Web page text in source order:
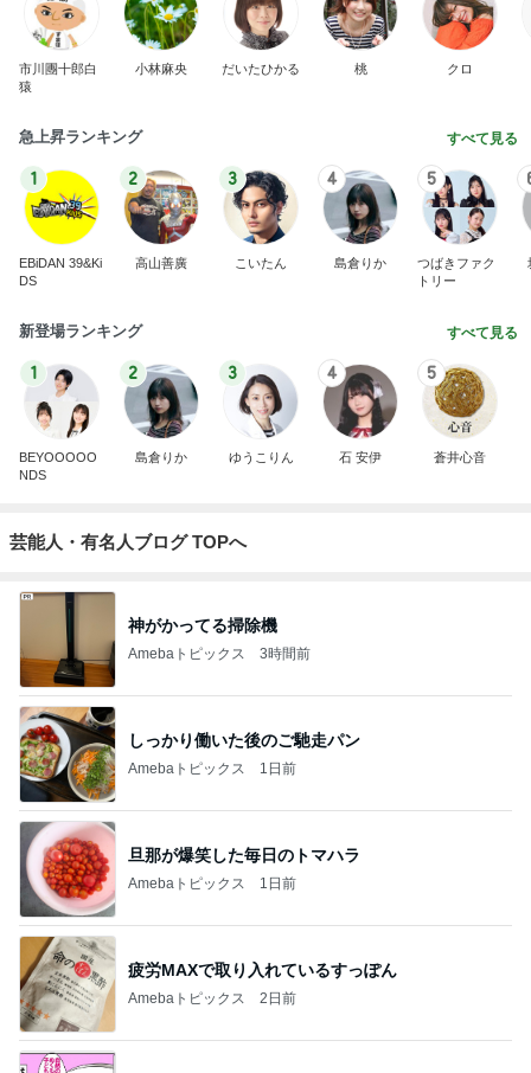
市川團十郎白
猿
小林麻央 だいたひかる 桃 クロ
急上昇ランキング すべて見る
1
EBiDAN 39&Ki
DS
2
高山善廣
3
こいたん
4
島倉りか
5
つばきファク
トリー
新登場ランキング すべて見る
1
BEYOOOOO
NDS
2
島倉りか
3
ゆうこりん
4
石 安伊
5
蒼井心音
芸能人・有名人ブログ TOPへ
神がかってる掃除機
Amebaトピックス 3時間前
しっかり働いた後のご馳走パン
Amebaトピックス 1日前
旦那が爆笑した毎日のトマハラ
Amebaトピックス 1日前
疲労MAXで取り入れているすっぽん
Amebaトピックス 2日前